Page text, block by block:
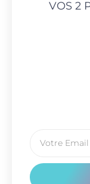
VOS 2